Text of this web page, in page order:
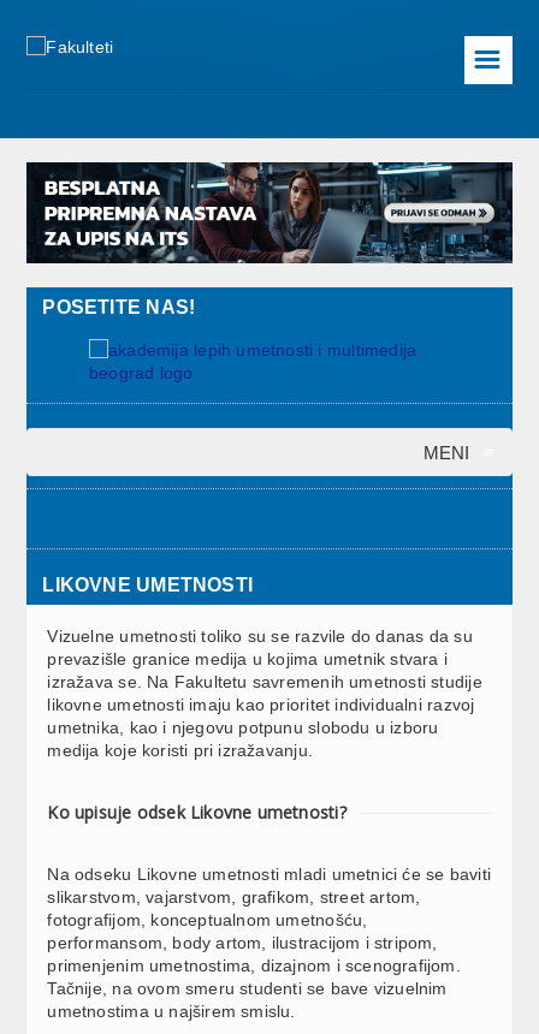
☰
POSETITE NAS!
MENI
LIKOVNE UMETNOSTI
Vizuelne umetnosti toliko su se razvile do danas da su
prevazišle granice medija u kojima umetnik stvara i
izražava se. Na Fakultetu savremenih umetnosti studije
likovne umetnosti imaju kao prioritet individualni razvoj
umetnika, kao i njegovu potpunu slobodu u izboru
medija koje koristi pri izražavanju.
Ko upisuje odsek Likovne umetnosti?
Na odseku Likovne umetnosti mladi umetnici će se baviti
slikarstvom, vajarstvom, grafikom, street artom,
fotografijom, konceptualnom umetnošću,
performansom, body artom, ilustracijom i stripom,
primenjenim umetnostima, dizajnom i scenografijom.
Tačnije, na ovom smeru studenti se bave vizuelnim
umetnostima u najširem smislu.